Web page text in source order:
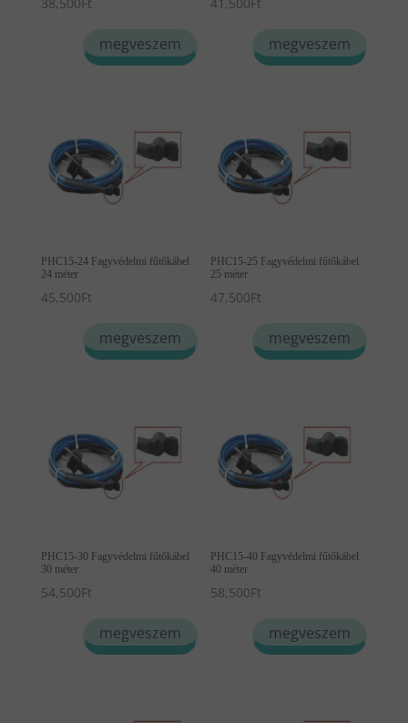
megveszem megveszem
PHC15-24 Fagyvédelmi fűtőkábel
24 méter
45,500Ft
megveszem
PHC15-25 Fagyvédelmi fűtőkábel
25 méter
47,500Ft
megveszem
PHC15-30 Fagyvédelmi fűtőkábel
30 méter
54,500Ft
megveszem
PHC15-40 Fagyvédelmi fűtőkábel
40 méter
58,500Ft
megveszem